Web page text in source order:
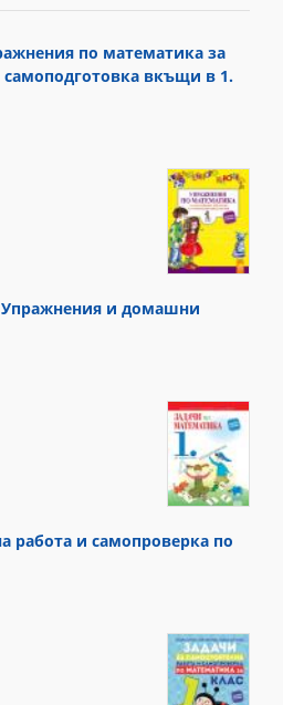
по математика за
вкъщи в 1.
и домашни
работа и самопроверка по